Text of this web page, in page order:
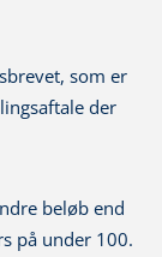
som er
der
beløb end
på under 100.